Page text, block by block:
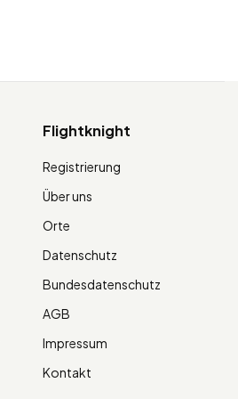
Flightknight
Registrierung
Über uns
Orte
Datenschutz
Bundesdatenschutz
AGB
Impressum
Kontakt